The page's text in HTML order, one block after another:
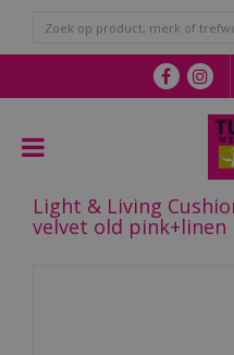
n
a
Light & Living
velvet old pink+linen